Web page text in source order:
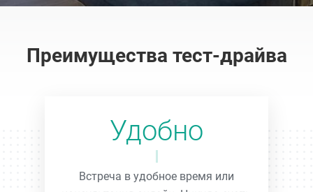
Преимущества тест-драйва
Удобно
Встреча в удобное время или